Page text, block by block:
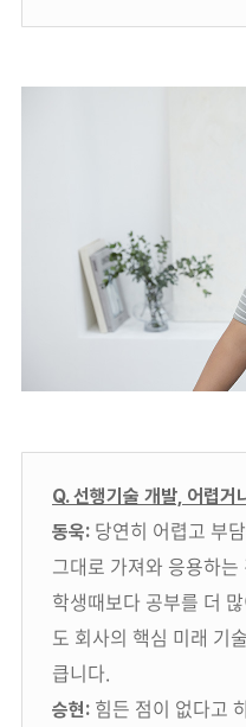
Q. 선행기술 개발, 어렵거
동욱: 당연히 어렵고 부
그대로 가져와 응용하
학생때보다 공부를 더
도 회사의 핵심 미래 기
큽니다.
승현: 힘든 점이 없다고